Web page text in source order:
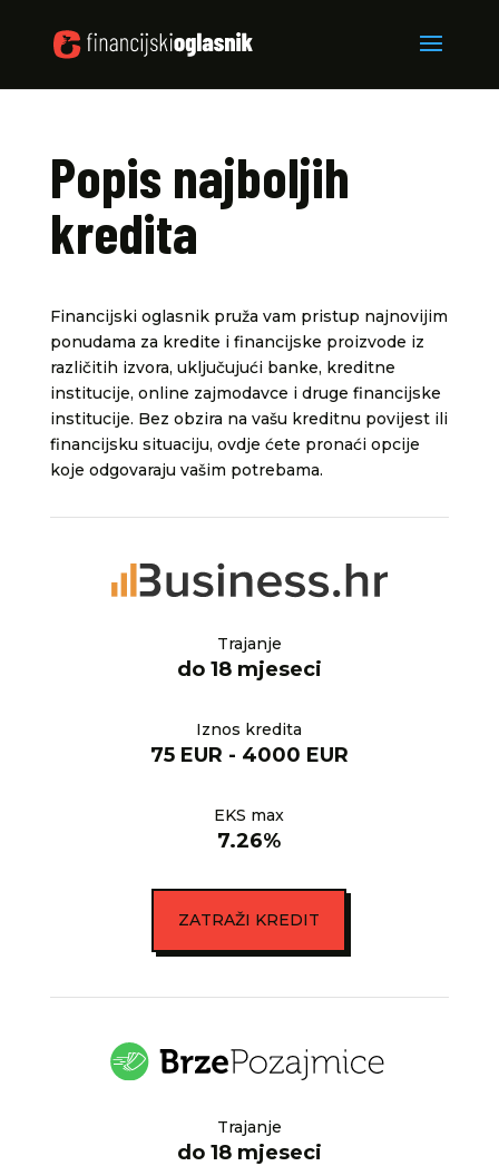
Popis najboljih
kredita
Financijski oglasnik pruža vam pristup najnovijim
ponudama za kredite i financijske proizvode iz
različitih izvora, uključujući banke, kreditne
institucije, online zajmodavce i druge financijske
institucije. Bez obzira na vašu kreditnu povijest ili
financijsku situaciju, ovdje ćete pronaći opcije
koje odgovaraju vašim potrebama.
Trajanje
do 18 mjeseci
Iznos kredita
75 EUR - 4000 EUR
EKS max
7.26%
ZATRAŽI KREDIT
Trajanje
do 18 mjeseci